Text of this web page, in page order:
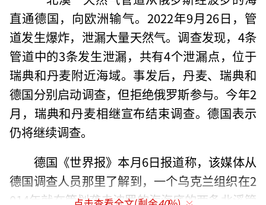
直通德国，向欧洲输气。2022年9月26日，管
道发生爆炸，泄漏大量天然气。调查发现，4条
管道中的3条发生泄漏，共有4个泄漏点，位于
瑞典和丹麦附近海域。事发后，丹麦、瑞典和
德国分别启动调查，但拒绝俄罗斯参与。今年2
月，瑞典和丹麦相继宣布结束调查。德国表示
仍将继续调查。
德国《世界报》本月6日报道称，该媒体从
德国调查人员那里了解到，一个乌克兰组织在2
014年就在策划袭击波罗的海海底的两条北溪管